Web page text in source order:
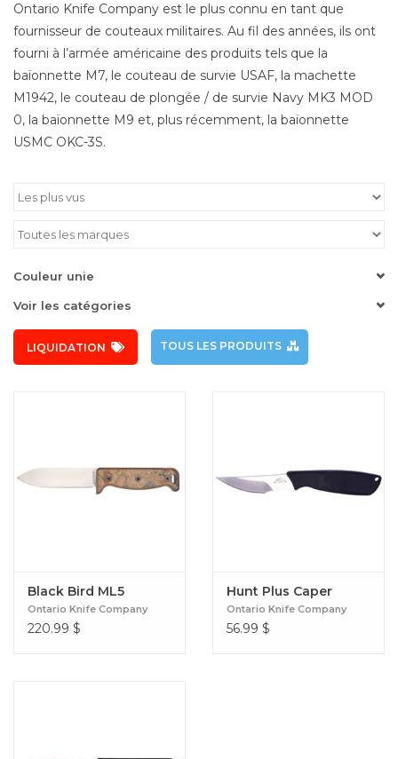
Ontario Knife Company est le plus connu en tant que
fournisseur de couteaux militaires. Au fil des années, ils ont
fourni à l’armée américaine des produits tels que la
baïonnette M7, le couteau de survie USAF, la machette
M1942, le couteau de plongée / de survie Navy MK3 MOD
0, la baïonnette M9 et, plus récemment, la baïonnette
USMC OKC-3S.
Couleur unie
Voir les catégories
LIQUIDATION TOUS LES PRODUITS
Black Bird ML5
Ontario Knife Company
220.99 $
Hunt Plus Caper
Ontario Knife Company
56.99 $